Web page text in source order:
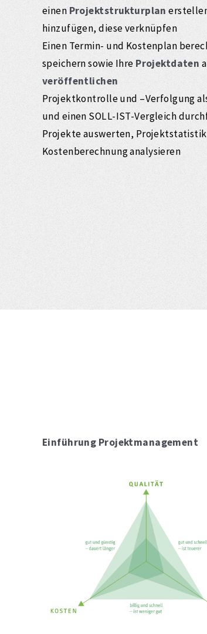
einen Projektstrukturplan
hinzufügen, diese verknüpfen
Einen Termin- und Kostenplan
speichern sowie Ihre Projektdaten
veröffentlichen
Projektkontrolle und –Verfolgung
und einen SOLL-IST-Vergleich
Projekte auswerten,
Kostenberechnung analysieren
Einführung Projektmanagement